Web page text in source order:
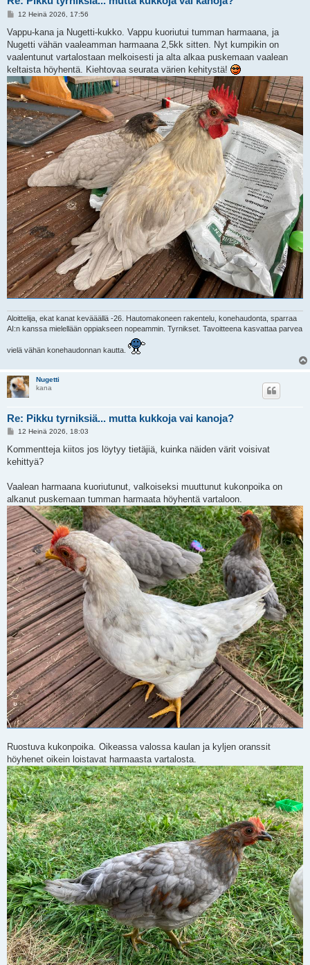
V
e
s
t
i
12 Heinä 2026, 17:56
Vappu-kana ja Nugetti-kukko. Vappu kuoriutui tumman harmaana, ja
Nugetti vähän vaaleamman harmaana 2,5kk sitten. Nyt kumpikin on
vaalentunut vartalostaan melkoisesti ja alta alkaa puskemaan vaalean
keltaista höyhentä. Kiehtovaa seurata värien kehitystä!
Aloittelija, ekat kanat kevääällä -26. Hautomakoneen rakentelu, konehaudonta, sparraa
AI:n kanssa mielellään oppiakseen nopeammin. Tyrnikset. Tavoitteena kasvattaa parvea
vielä vähän konehaudonnan kautta.
Nugetti
kana
Re: Pikku tyrniksiä... mutta kukkoja vai kanoja?
V
e
t
12 Heinä 2026, 18:03
Kommentteja kiitos jos löytyy tietäjiä, kuinka näiden värit voisivat
kehittyä?
Vaalean harmaana kuoriutunut, valkoiseksi muuttunut kukonpoika on
alkanut puskemaan tumman harmaata höyhentä vartaloon.
Ruostuva kukonpoika. Oikeassa valossa kaulan ja kyljen oranssit
höyhenet oikein loistavat harmaasta vartalosta.